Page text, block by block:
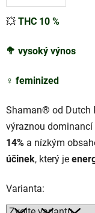
💥 THC 10 %
🥦 vysoký výnos
♀️ feminized
Shaman® od Dutch
výraznou dominancí
14% a nízkým
účinek, který je
Varianta: